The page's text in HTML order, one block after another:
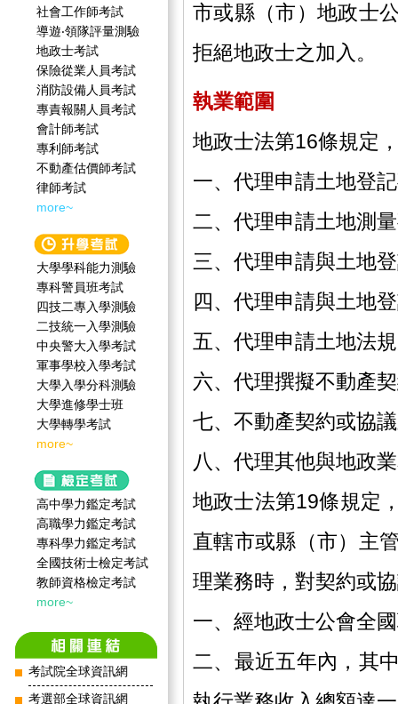
社會工作師‍考試
導遊‧領隊評量測驗
地政士考試
保險從業人員考試
消防設備人員考試
專責報關人員考試
會計師考試
專利師考試
不動產估價師考試
律師考試
more~
大學學科能力測驗
專科警員班考試
四技二專入學測驗
二技統一入學測驗
中央警大入學考試
軍事學校入學考試
大學入學分科測驗
大學進修學士班
大學轉學考試
more~
高中學力鑑定考試
高職學力鑑定考試
專科學力鑑定考試
全國技術士檢定考試
教師資格檢定考試
more~
考試院全球資訊網
考選部全球資訊網
市或縣（市）地政士
拒絕地政士之加入。
執業範圍
地政士法第16條規定
一、代理申請土地登
二、代理申請土地測
三、代理申請與土地
四、代理申請與土地
五、代理申請土地法
六、代理撰擬不動產
七、不動產契約或協
八、代理其他與地政
地政士法第19條規定
直轄市或縣（市）主
理業務時，對契約或
一、經地政士公會全
二、最近五年內，其